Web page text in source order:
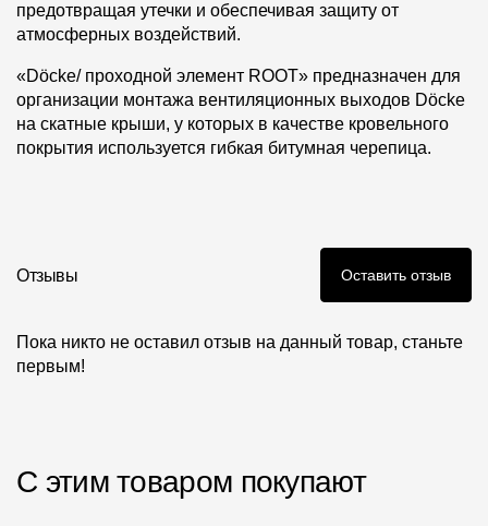
предотвращая утечки и обеспечивая защиту от
атмосферных воздействий.
«Döcke/ проходной элемент ROOT» предназначен для
организации монтажа вентиляционных выходов Döcke
на скатные крыши, у которых в качестве кровельного
покрытия используется гибкая битумная черепица.
Отзывы Оставить отзыв
Пока никто не оставил отзыв на данный товар, станьте
первым!
С этим товаром покупают